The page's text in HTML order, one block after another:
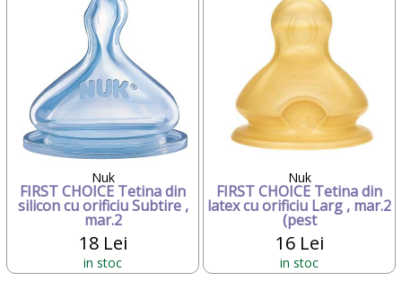
Nuk
FIRST CHOICE Tetina din
silicon cu orificiu Subtire ,
mar.2
18 Lei
in stoc
Nuk
FIRST CHOICE Tetina din
latex cu orificiu Larg , mar.2
(pest
16 Lei
in stoc